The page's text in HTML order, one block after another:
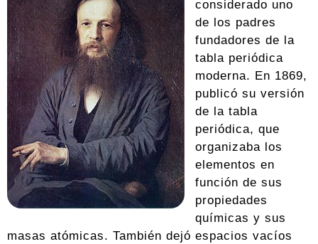
considerado uno
de los padres
fundadores de la
tabla periódica
moderna. En 1869,
publicó su versión
de la tabla
periódica, que
organizaba los
elementos en
función de sus
propiedades
químicas y sus
masas atómicas. También dejó espacios vacíos